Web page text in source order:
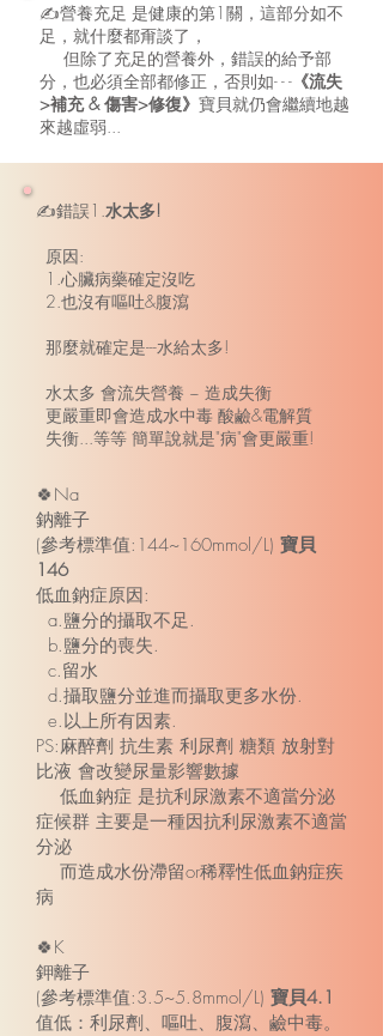
✍營養充足 是健康的第1關，這部分如不
足，就什麼都甭談了，
但除了充足的營養外，錯誤的給予部
分，也必須全部都修正，否則如- - - 《流失
>補充 & 傷害>修復》 寶貝就仍會繼續地越
來越虛弱...
✍錯誤1.水太多!
原因:
1.心臟病藥確定沒吃
2.也沒有嘔吐&腹瀉
那麼就確定是---水給太多!
水太多 會流失營養 ~ 造成失衡
更嚴重即會造成水中毒 酸鹼&電解質
失衡...等等 簡單說就是"病"會更嚴重!
🍀Na
鈉離子
(參考標準值:144~160mmol/L) 寶貝
146
低血鈉症原因:
a.鹽分的攝取不足.
b.鹽分的喪失.
c.留水
d.攝取鹽分並進而攝取更多水份.
e.以上所有因素.
PS:麻醉劑 抗生素 利尿劑 糖類 放射對
比液 會改變尿量影響數據
低血鈉症 是抗利尿激素不適當分泌
症候群 主要是一種因抗利尿激素不適當
分泌
而造成水份滯留or稀釋性低血鈉症疾
病
🍀K
鉀離子
(參考標準值:3.5~5.8mmol/L) 寶貝4.1
值低：利尿劑、嘔吐、腹瀉、鹼中毒。